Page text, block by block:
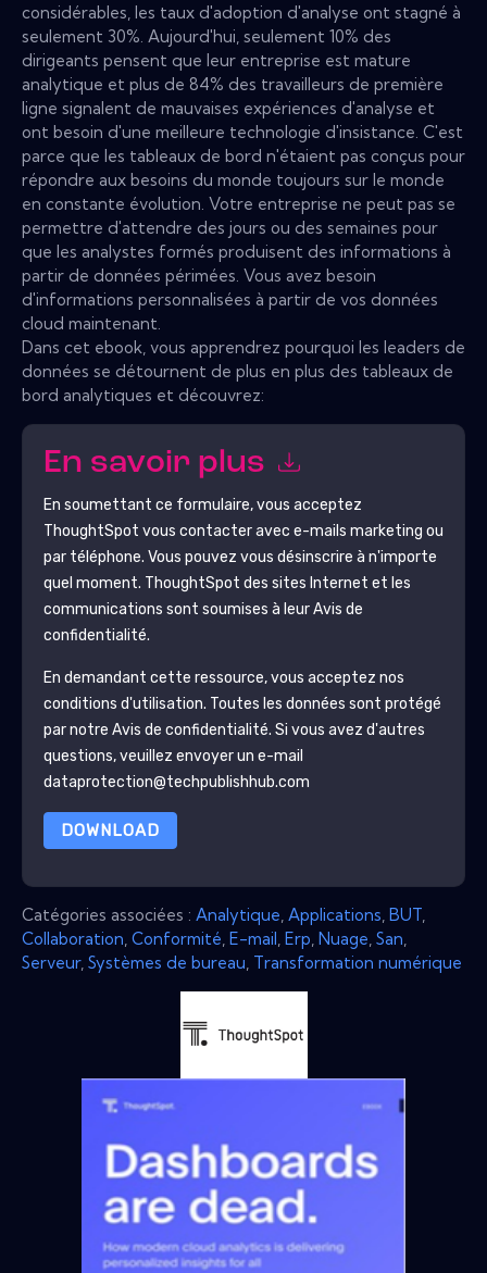
considérables, les taux d'adoption d'analyse ont stagné à
seulement 30%. Aujourd'hui, seulement 10% des
dirigeants pensent que leur entreprise est mature
analytique et plus de 84% des travailleurs de première
ligne signalent de mauvaises expériences d'analyse et
ont besoin d'une meilleure technologie d'insistance. C'est
parce que les tableaux de bord n'étaient pas conçus pour
répondre aux besoins du monde toujours sur le monde
en constante évolution. Votre entreprise ne peut pas se
permettre d'attendre des jours ou des semaines pour
que les analystes formés produisent des informations à
partir de données périmées. Vous avez besoin
d'informations personnalisées à partir de vos données
cloud maintenant.
Dans cet ebook, vous apprendrez pourquoi les leaders de
données se détournent de plus en plus des tableaux de
bord analytiques et découvrez:
En savoir plus
En soumettant ce formulaire, vous acceptez
ThoughtSpot vous contacter avec e-mails marketing ou
par téléphone. Vous pouvez vous désinscrire à n'importe
quel moment. ThoughtSpot des sites Internet et les
communications sont soumises à leur Avis de
confidentialité.
En demandant cette ressource, vous acceptez nos
conditions d'utilisation. Toutes les données sont protégé
par notre Avis de confidentialité. Si vous avez d'autres
questions, veuillez envoyer un e-mail
dataprotection@techpublishhub.com
DOWNLOAD
Catégories associées : Analytique Applications BUT
Collaboration Conformité E-mail Erp Nuage San
Serveur, Systèmes de bureau Transformation numérique